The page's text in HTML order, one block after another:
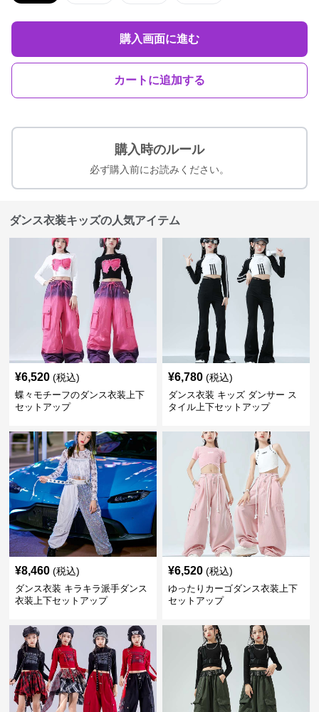
購入画面に進む
カートに追加する
購入時のルール
必ず購入前にお読みください。
ダンス衣装キッズの人気アイテム
¥6,520 (税込)
蝶々モチーフのダンス衣装上下
セットアップ
¥6,780 (税込)
ダンス衣装 キッズ ダンサー ス
タイル上下セットアップ
¥8,460 (税込)
ダンス衣装 キラキラ派手ダンス
衣装上下セットアップ
¥6,520 (税込)
ゆったりカーゴダンス衣装上下
セットアップ